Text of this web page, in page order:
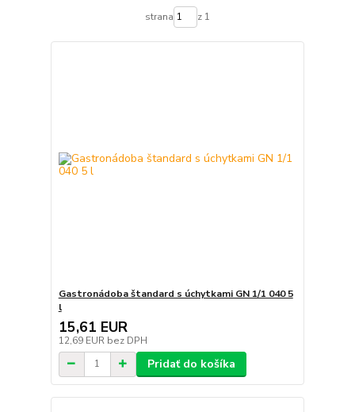
strana z 1
Gastronádoba štandard s úchytkami GN 1/1 040 5
l
15,61 EUR
12,69 EUR bez DPH
Pridať do košíka